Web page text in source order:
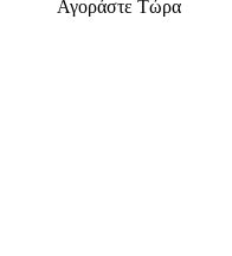
Αγοράστε Τώρα